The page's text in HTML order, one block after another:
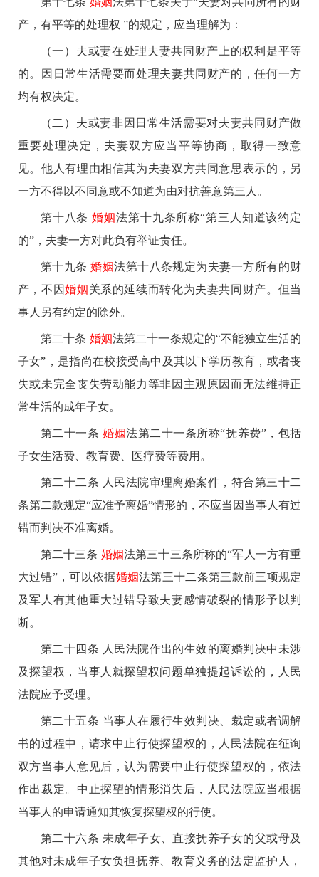
产，有平等的处理权 ”的规定，应当理解为：
（一）夫或妻在处理夫妻共同财产上的权利是平等
的。因日常生活需要而处理夫妻共同财产的，任何一方
均有权决定。
（二）夫或妻非因日常生活需要对夫妻共同财产做
重要处理决定，夫妻双方应当平等协商，取得一致意
见。他人有理由相信其为夫妻双方共同意思表示的，另
一方不得以不同意或不知道为由对抗善意第三人。
第十八条婚姻法第十九条所称“第三人知道该约定
的”，夫妻一方对此负有举证责任。
第十九条婚姻法第十八条规定为夫妻一方所有的财
产，不因婚姻关系的延续而转化为夫妻共同财产。但当
事人另有约定的除外。
第二十条 婚姻法第二十一条规定的“不能独立生活的
子女”，是指尚在校接受高中及其以下学历教育，或者丧
失或未完全丧失劳动能力等非因主观原因而无法维持正
常生活的成年子女。
第二十一条婚姻法第二十一条所称“抚养费”，包括
子女生活费、教育费、医疗费等费用。
第二十二条 人民法院审理离婚案件，符合第三十二
条第二款规定“应准予离婚”情形的，不应当因当事人有过
错而判决不准离婚。
第二十三条 婚姻法第三十三条所称的“军人一方有重
大过错”，可以依据婚姻法第三十二条第三款前三项规定
及军人有其他重大过错导致夫妻感情破裂的情形予以判
断。
第二十四条 人民法院作出的生效的离婚判决中未涉
及探望权，当事人就探望权问题单独提起诉讼的，人民
法院应予受理。
第二十五条 当事人在履行生效判决、裁定或者调解
书的过程中，请求中止行使探望权的，人民法院在征询
双方当事人意见后，认为需要中止行使探望权的，依法
作出裁定。中止探望的情形消失后，人民法院应当根据
当事人的申请通知其恢复探望权的行使。
第二十六条 未成年子女、直接抚养子女的父或母及
其他对未成年子女负担抚养、教育义务的法定监护人，